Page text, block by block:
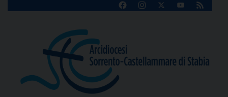
FacebookInstagram
X
YouTube
Feed